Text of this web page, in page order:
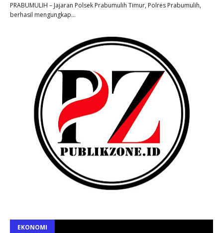
PRABUMULIH – Jajaran Polsek Prabumulih Timur, Polres Prabumulih,
berhasil mengungkap…
EKONOMI